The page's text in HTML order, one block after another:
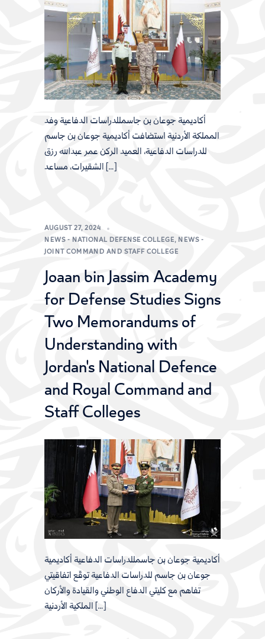
أكاديمية جوعان بن جاسمللدراسات الدفاعية وفد
المملكة الأردنية​ استضافت أكاديمية جوعان بن جاسم
للدراسات الدفاعية، العميد الركن عمر عبدالله رزق
الشقيرات، مساعد […]
AUGUST 27, 2024
NEWS - NATIONAL DEFENSE COLLEGE, NEWS -
JOINT COMMAND AND STAFF COLLEGE
Joaan bin Jassim Academy
for Defense Studies Signs
Two Memorandums of
Understanding with
Jordan's National Defence
and Royal Command and
Staff Colleges
أكاديمية جوعان بن جاسمللدراسات الدفاعية أكاديمية
جوعان بن جاسم للدراسات الدفاعية توقّع اتفاقيتي
تفاهم مع كليتي الدفاع الوطني والقيادة والأركان
الملكية الأردنية […]